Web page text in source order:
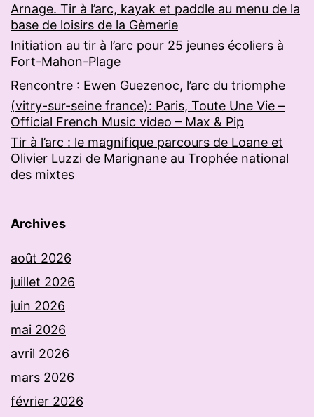
Arnage. Tir à l’arc, kayak et paddle au menu de la
base de loisirs de la Gèmerie
Initiation au tir à l’arc pour 25 jeunes écoliers à
Fort-Mahon-Plage
Rencontre : Ewen Guezenoc, l’arc du triomphe
(vitry-sur-seine france): Paris, Toute Une Vie –
Official French Music video – Max & Pip
Tir à l’arc : le magnifique parcours de Loane et
Olivier Luzzi de Marignane au Trophée national
des mixtes
Archives
août 2026
juillet 2026
juin 2026
mai 2026
avril 2026
mars 2026
février 2026